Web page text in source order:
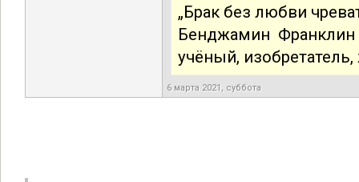
„Брак без любви
Бенджамин Франклин
учёный,
6 марта 2021, суббота